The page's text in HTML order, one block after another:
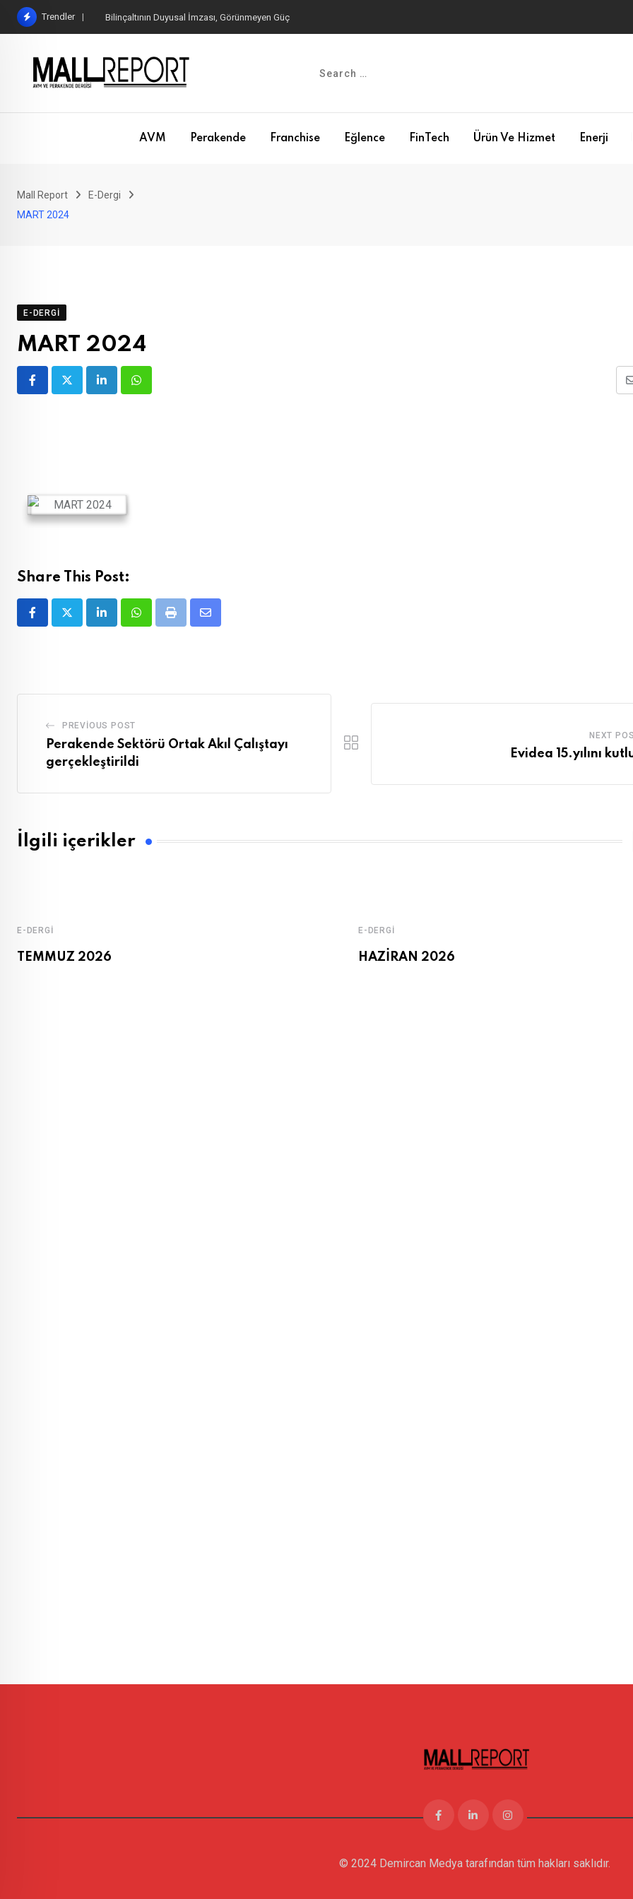
Skip
Trendler Bilinçaltının Duyusal İmzası, Görünmeyen Güç
AVM Perakende Franchise Eğlence FinTech Ürün Ve Hizmet Enerji
Mall Report
E-Dergi
MART 2024
E-DERGI
MART 2024
LinkedInWhatsapp
Share This Post:
LinkedInWhatsappPrint
Share
PREVIOUS POST
Perakende Sektörü Ortak Akıl Çalıştayı
gerçekleştirildi
NEXT
Evidea 15.yılını
İlgili içerikler
E-DERGI
TEMMUZ 2026
E-DERGI
HAZİRAN 2026
© 2024 Demircan Medya tarafından tüm hakları saklıdır.